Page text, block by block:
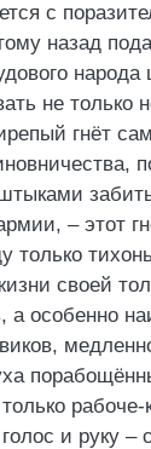
с
назад
народа
не только
гнёт
– этот
только
своей
а особенно
рабоче-
и руку –